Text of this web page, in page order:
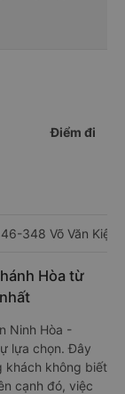
Điểm đi
348 Võ Văn Kiệt
Hòa từ
Ninh Hòa -
lựa chọn. Đây
khách không biết
cạnh đó, việc